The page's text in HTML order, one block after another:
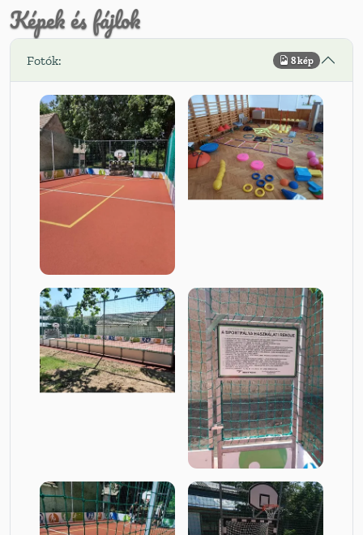
Képek és fájlok
Fotók: 8 kép